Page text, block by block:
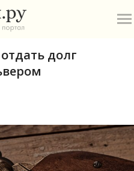
О
долг